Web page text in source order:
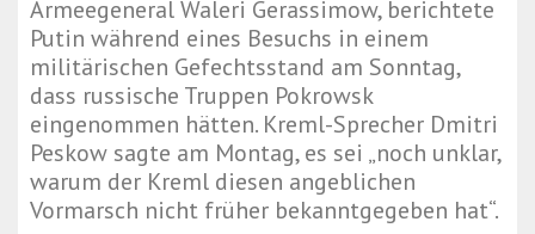
Armeegeneral Waleri Gerassimow, berichtete
Putin während eines Besuchs in einem
militärischen Gefechtsstand am Sonntag,
dass russische Truppen Pokrowsk
eingenommen hätten. Kreml-Sprecher Dmitri
Peskow sagte am Montag, es sei „noch unklar,
warum der Kreml diesen angeblichen
Vormarsch nicht früher bekanntgegeben hat“.